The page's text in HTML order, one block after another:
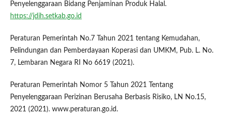
Penyelenggaraan Bidang Penjaminan Produk Halal.
https://jdih.setkab.go.id
Peraturan Pemerintah No.7 Tahun 2021 tentang Kemudahan,
Pelindungan dan Pemberdayaan Koperasi dan UMKM, Pub. L. No.
7, Lembaran Negara RI No 6619 (2021).
Peraturan Pemerintah Nomor 5 Tahun 2021 Tentang
Penyelenggaraan Perizinan Berusaha Berbasis Risiko, LN No.15,
2021 (2021). www.peraturan.go.id.